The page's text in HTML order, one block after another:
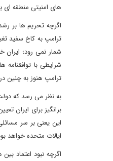
های امنیتی منطقه ‌ای
اگرچه تحریم ها بر
ترامپ به کاخ سفید
شمار نمی رود؛ ایران
شرایطی با
ترامپ هنوز به چنین
برانگیز برای ایران
این یعنی بر سر
ایالات متحده خواهد
اگرچه نبود اعتماد